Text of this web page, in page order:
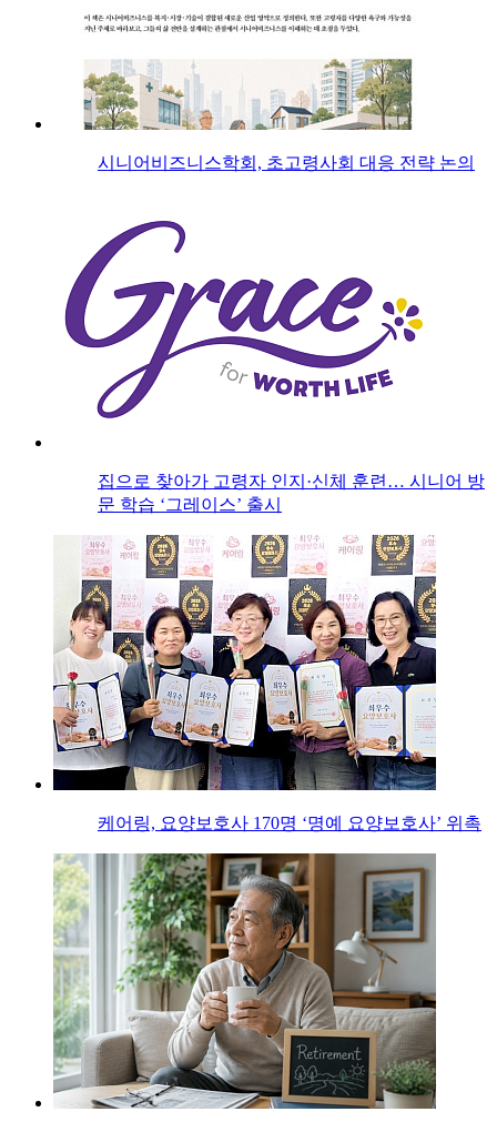
시니어비즈니스학회, 초고령사회 대응 전략 논의
집으로 찾아가 고령자 인지·신체 훈련… 시니어 방
문 학습 ‘그레이스’ 출시
케어링, 요양보호사 170명 ‘명예 요양보호사’ 위촉